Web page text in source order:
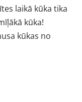
laikā kūka tika
kūka!
kūkas no